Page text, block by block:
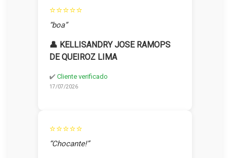
⭐⭐⭐⭐⭐
“boa”
👤 KELLISANDRY JOSE RAMOPS
DE QUEIROZ LIMA
✔️ Cliente verificado
17/07/2026
⭐⭐⭐⭐⭐
“Chocante!”